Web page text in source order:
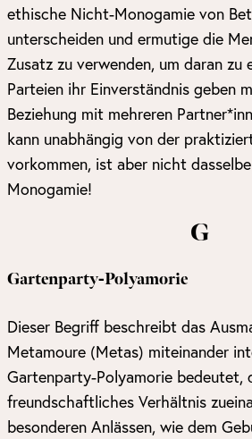
ethische Nicht-Monogamie von
unterscheiden und ermutige die
Zusatz zu verwenden, um daran zu
Parteien ihr Einverständnis geben
Beziehung mit mehreren
kann unabhängig von der
vorkommen, ist aber nicht
Monogamie!
G
Gartenparty-Polyamorie
Dieser Begriff beschreibt das
Metamoure (Metas) miteinander
Gartenparty-Polyamorie bedeutet,
freundschaftliches Verhältnis
besonderen Anlässen, wie dem